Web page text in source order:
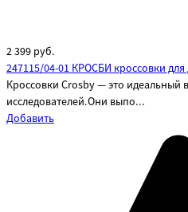
2 399 руб.
247115/04-01 КРОСБИ кроссовки для
Кроссовки Crosby — это идеальный
исследователей.Они выпо...
Добавить